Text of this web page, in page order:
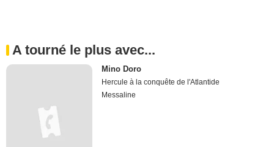
A tourné le plus avec...
Mino Doro
Hercule à la conquête de l'Atlantide
Messaline